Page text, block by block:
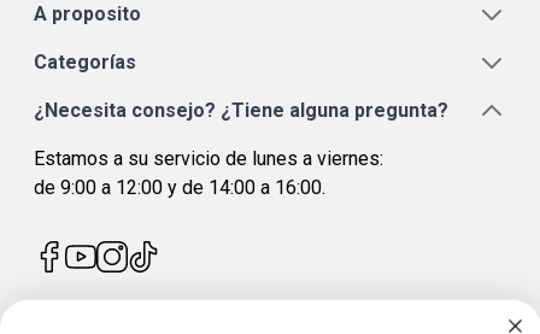
A proposito
Categorías
¿Necesita consejo? ¿Tiene alguna pregunta?
Estamos a su servicio de lunes a viernes:
de 9:00 a 12:00 y de 14:00 a 16:00.